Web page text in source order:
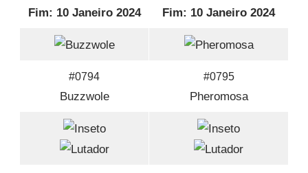
Fim: 10 Janeiro 2024
#0794
Buzzwole
Fim: 10 Janeiro 2024
#0795
Pheromosa